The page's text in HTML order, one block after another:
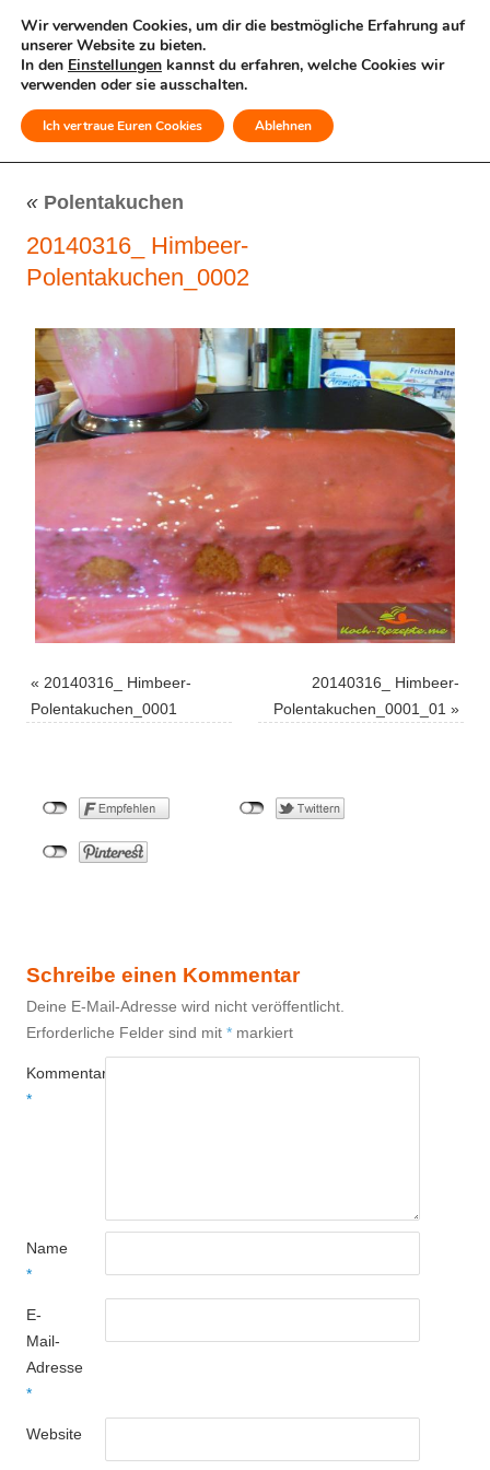
MENÜ
« Polentakuchen
20140316_ Himbeer-
Polentakuchen_0002
« 20140316_ Himbeer-
Polentakuchen_0001
20140316_ Himbeer-
Polentakuchen_0001_01 »
Schreibe einen Kommentar
Deine E-Mail-Adresse wird nicht veröffentlicht.
Erforderliche Felder sind mit * markiert
Kommentar
*
Name
*
E-
Mail-
Adresse
*
Website
Wir verwenden Cookies, um dir die bestmögliche Erfahrung auf
unserer Website zu bieten.
In den Einstellungen kannst du erfahren, welche Cookies wir
verwenden oder sie ausschalten.
Ich vertraue Euren Cookies Ablehnen